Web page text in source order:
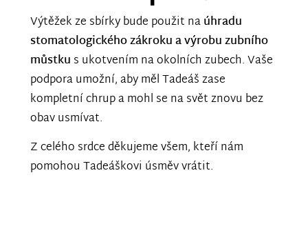
Výtěžek ze sbírky bude použit naúhradu
stomatologického zákroku a výrobu zubního
můstku s ukotvením na okolních zubech. Vaše
podpora umožní, aby měl Tadeáš zase
kompletní chrup a mohl se na svět znovu bez
obav usmívat.
Z celého srdce děkujeme všem, kteří nám
pomohou Tadeáškovi úsměv vrátit.